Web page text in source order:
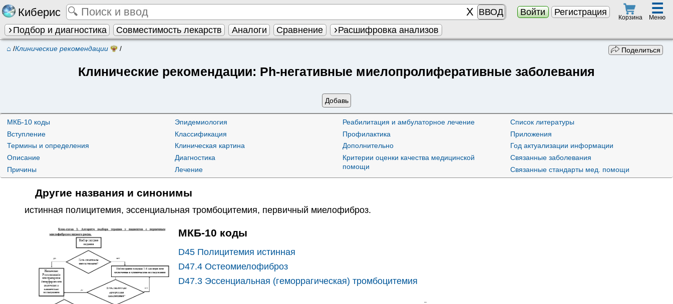
Киберис ВВОД Войти Регистрация
Корзина
☰
Меню
Подбор и диагностика Совместимость лекарств Аналоги Сравнение Расшифровка анализов
⌂ /Клинические рекомендации / Поделиться
Клинические рекомендации: Ph-негативные миелопролиферативные заболевания
Добавь
МКБ-10 коды
Вступление
Термины и определения
Описание
Причины
Эпидемиология
Классификация
Клиническая картина
Диагностика
Лечение
Реабилитация и амбулаторное лечение
Профилактика
Дополнительно
Критерии оценки качества медицинской
помощи
Список литературы
Приложения
Год актуализации информации
Связанные заболевания
Связанные стандарты мед. помощи
Другие названия и синонимы
истинная полицитемия,эссенциальная тромбоцитемия, первичный миелофиброз.
МКБ-10 коды
D45Полицитемия истинная
D47.4Остеомиелофиброз
D47.3Эссенциальная (геморрагическая) тромбоцитемия